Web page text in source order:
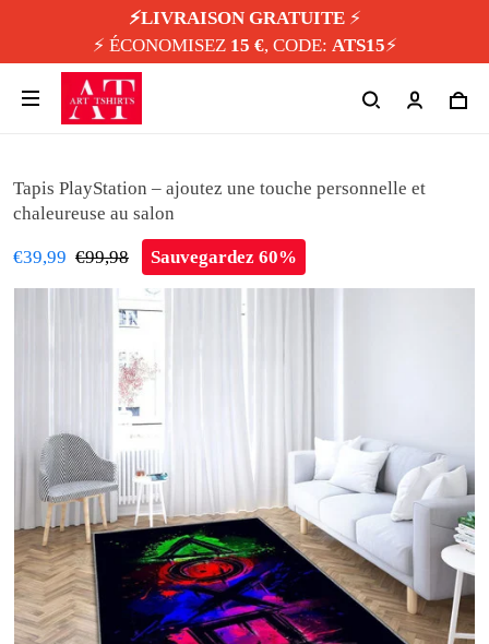
⚡️LIVRAISON GRATUITE⚡️
⚡️ ÉCONOMISEZ 15 €, CODE: ATS15⚡️
Tapis PlayStation – ajoutez une touche personnelle et
chaleureuse au salon
€39,99 €99,98 Sauvegardez 60%